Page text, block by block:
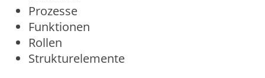
Prozesse
Funktionen
Rollen
Strukturelemente